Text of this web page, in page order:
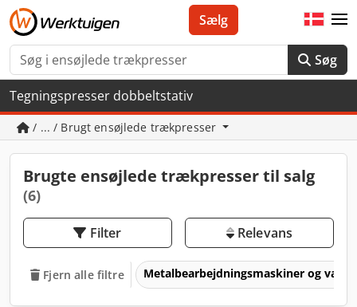
Søg
Sælg
Tegningspresser dobbeltstativ
/ ... / Brugt ensøjlede trækpresser
Brugte ensøjlede trækpresser til salg
(6)
Filter Relevans
Fjern alle filtre Metalbearbejdningsmaskiner og